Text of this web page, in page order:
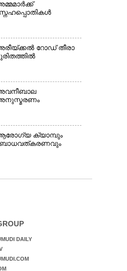
റോഡ് തീരാ
ക്യാമ്പും
DAILY